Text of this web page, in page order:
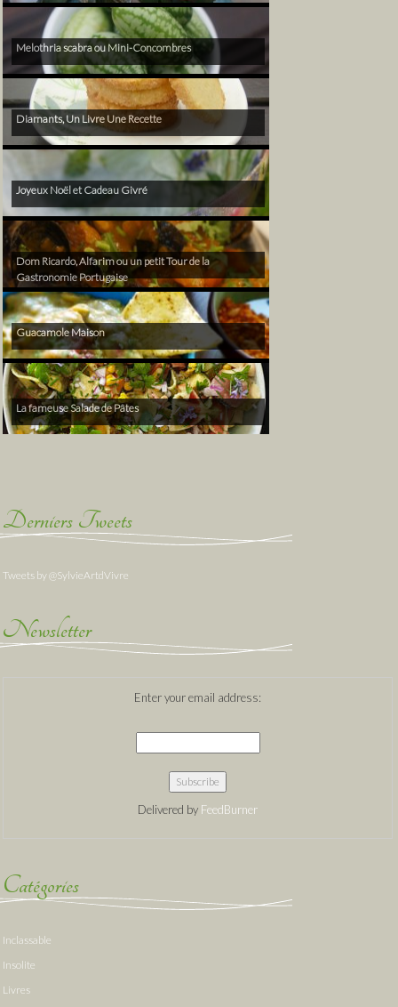
Melothria scabra ou Mini-Concombres
Diamants, Un Livre Une Recette
Joyeux Noël et Cadeau Givré
Dom Ricardo, Alfarim ou un petit Tour de la
Gastronomie Portugaise
Guacamole Maison
La fameuse Salade de Pâtes
Derniers Tweets
Tweets by @SylvieArtdVivre
Newsletter
Enter your email address:
Delivered by FeedBurner
Catégories
Inclassable
Insolite
Livres